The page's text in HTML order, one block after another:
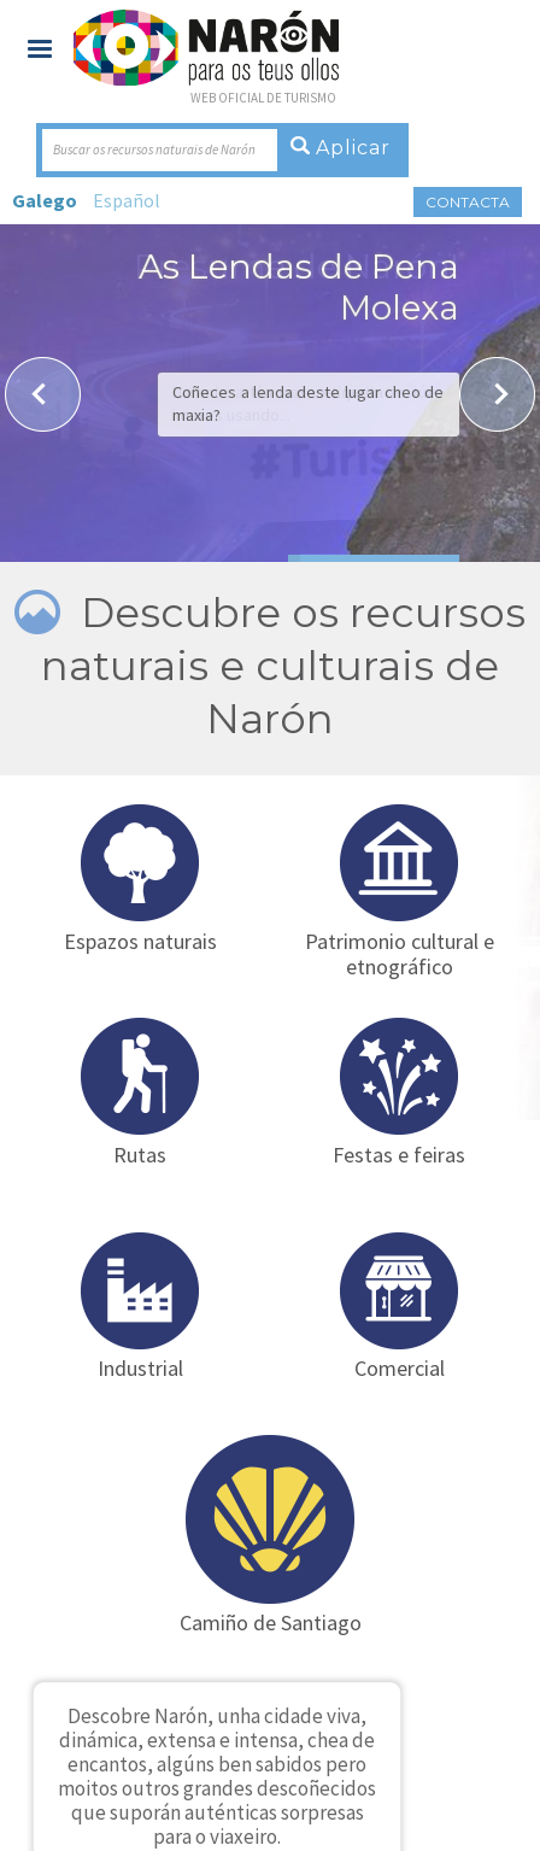
WEB OFICIAL DE TURISMO
Buscar os recursos naturais de Narón
CONTACTA
Galego Español
As Lendas de Pena
Molexa
Coñeces a lenda deste lugar cheo de
maxia?
Descubre os recursos
naturais e culturais de
Narón
Espazos naturais
Patrimonio cultural e
etnográfico
Rutas Festas e feiras
Industrial Comercial
Camiño de Santiago
Descobre Narón, unha cidade viva,
dinámica, extensa e intensa, chea de
encantos, algúns ben sabidos pero
moitos outros grandes descoñecidos
que suporán auténticas sorpresas
para o viaxeiro.